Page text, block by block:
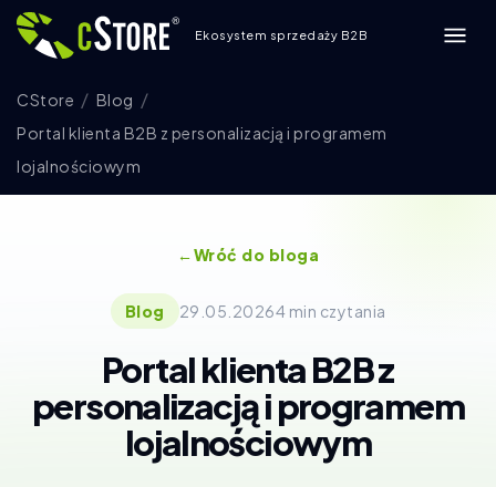
Ekosystem sprzedaży B2B
CStore
Blog
Portal klienta B2B z personalizacją i programem
lojalnościowym
←Wróć do bloga
Blog 29.05.20264 min czytania
Portal klienta B2B z
personalizacją i programem
lojalnościowym